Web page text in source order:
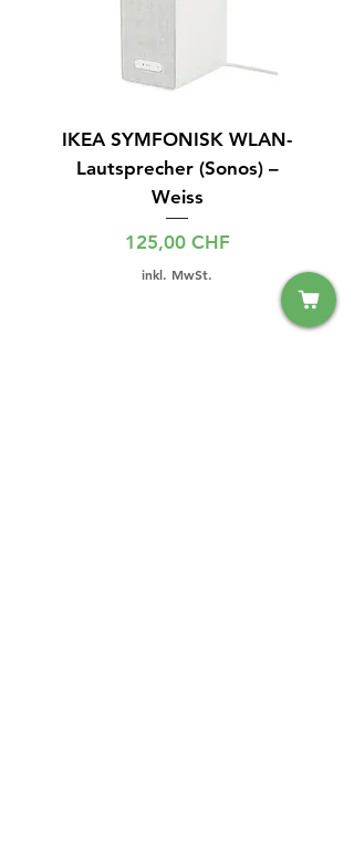
IKEA SYMFONISK WLAN-
Lautsprecher (Sonos) –
Weiss
Preis
125,00 CHF
inkl. MwSt.